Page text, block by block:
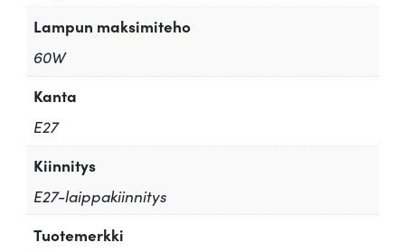
Lampun maksimiteho
60W
Kanta
E27
Kiinnitys
E27-laippakiinnitys
Tuotemerkki